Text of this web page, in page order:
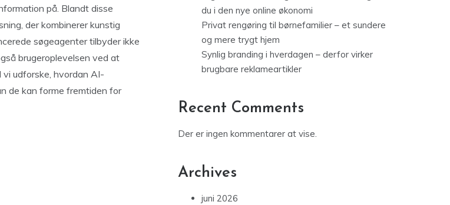
på. Blandt disse
der kombinerer kunstig
søgeagenter tilbyder ikke
brugeroplevelsen ved at
vi udforske, hvordan AI-
de kan forme fremtiden for
du i den nye online økonomi
Privat rengøring til børnefamilier – et sundere
og mere trygt hjem
Synlig branding i hverdagen – derfor virker
brugbare reklameartikler
Recent Comments
Der er ingen kommentarer at vise.
Archives
juni 2026